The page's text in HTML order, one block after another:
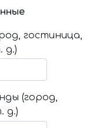
гостиница,
д.)
(город,
д.)